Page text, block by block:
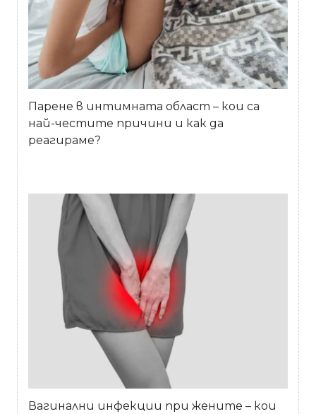
Парене в интимната област – кои са
най-честите причини и как да
реагираме?
Вагинални инфекции при жените – кои